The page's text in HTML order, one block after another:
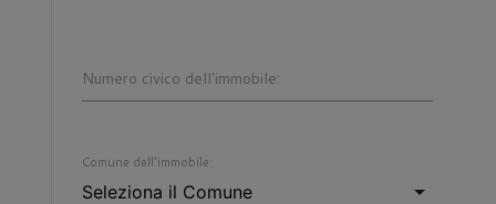
Numero civico dell'immobile:
Comune dell'immobile: